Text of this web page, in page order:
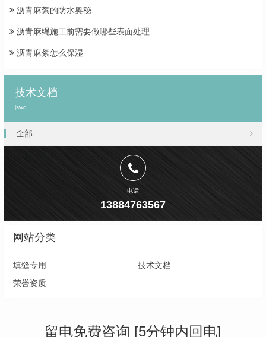
沥青麻絮的防水奥秘
沥青麻绳施工前需要做哪些表面处理
沥青麻絮怎么保湿
技术文档
jswd
全部
电话
13884763567
网站分类
填缝专用
技术文档
荣誉资质
留电免费咨询 [5分钟内回电]